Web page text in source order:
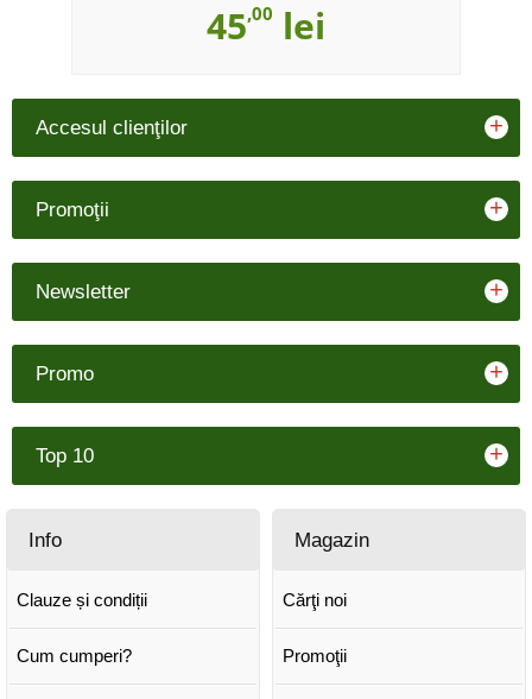
45,00 lei
Accesul clienţilor +
Promoţii +
Newsletter +
Promo +
Top 10 +
Info
Clauze și condiții
Cum cumperi?
Magazin
Cărţi noi
Promoţii